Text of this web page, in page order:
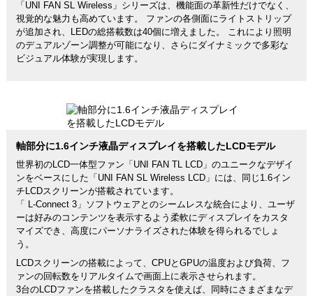
「UNI FAN SL Wireless」シリーズは、機能面の革新性だけでなく、
視覚的な魅力も高めています。 ファンの各側面にライトストリップ
が追加され、LEDの総搭載数は40個に増えました。 これにより照明
のデュアルゾーン調整が可能になり、さらにダイナミックで多彩な
ビジュアル体験が実現します。
軸部分に1.6インチ液晶ディスプレイを搭載したLCDモデル
世界初のLCD一体型ファン「UNI FAN TL LCD」のユニークなデザイ
ンをベースにした「UNI FAN SL Wireless LCD」には、同じ1.6イン
チLCDスクリーンが搭載されています。
「 L-Connect 3」ソフトウェアとのシームレスな統合により、ユーザ
ーは好みのコンテンツを表示するよう柔軟にディスプレイをカスタ
マイズでき、高度にパーソナライズされた体験を得られるでしょ
う。
LCDスクリーンの搭載によって、CPUとGPUの温度および負荷、フ
ァンの回転数をリアルタイムで画面上に表示させられます。
3台のLCDファンを搭載したクラスタを使えば、同時にさまざまなデ